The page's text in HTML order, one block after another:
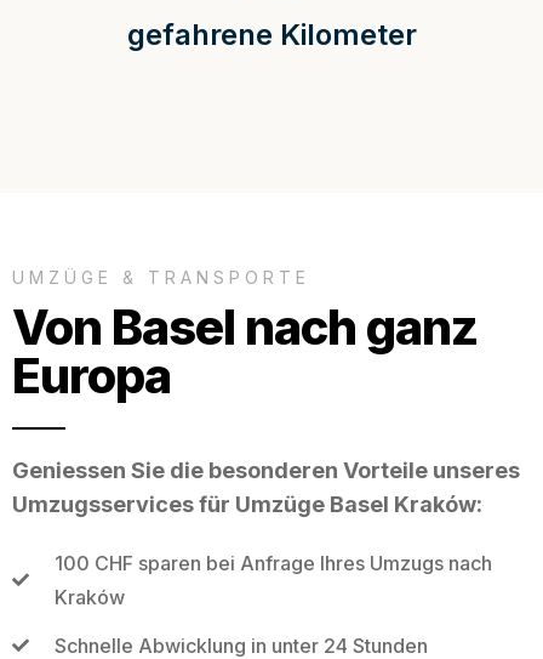
gefahrene Kilometer
UMZÜGE & TRANSPORTE
Von Basel nach ganz
Europa
Geniessen Sie die besonderen Vorteile unseres
Umzugsservices für Umzüge Basel Kraków:
100 CHF sparen bei Anfrage Ihres Umzugs nach
Kraków
Schnelle Abwicklung in unter 24 Stunden